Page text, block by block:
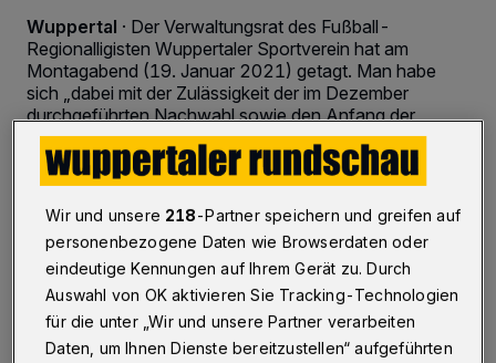
Wuppertal · Der Verwaltungsrat des Fußball-
Regionalligisten Wuppertaler Sportverein hat am
Montagabend (19. Januar 2021) getagt. Man habe
sich „dabei mit der Zulässigkeit der im Dezember
durchgeführten Nachwahl sowie den Anfang der
Woche öffentlich gewordenen Anfechtungen und
Vorwürfen beschäftigt“, heißt es in einer vom
Vorsitzenden Christian Vorbau am Dienstagnachmittag
veröffentlichten Stellungnahme. Der Wortlaut.
20.01.2021 , 15:54 Uhr 2 Minuten Lesezeit
Wir und unsere 218-Partner speichern und greifen auf
personenbezogene Daten wie Browserdaten oder
eindeutige Kennungen auf Ihrem Gerät zu. Durch
Auswahl von OK aktivieren Sie Tracking-Technologien
für die unter „Wir und unsere Partner verarbeiten
Daten, um Ihnen Dienste bereitzustellen“ aufgeführten